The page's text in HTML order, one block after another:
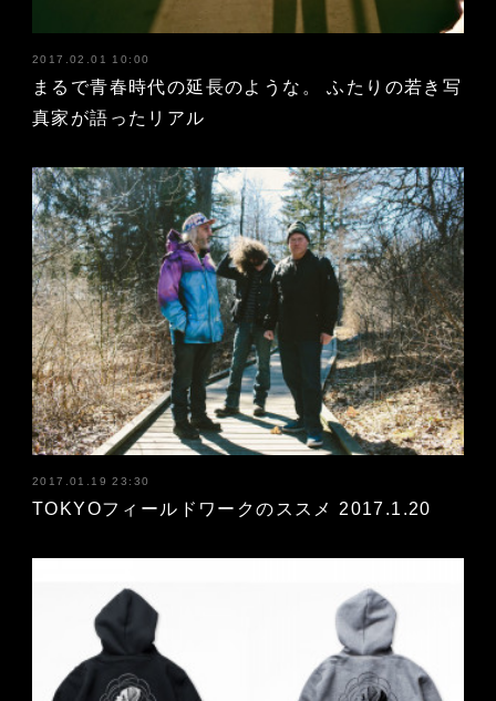
2017.02.01 10:00
まるで青春時代の延長のような。 ふたりの若き写
真家が語ったリアル
2017.01.19 23:30
TOKYOフィールドワークのススメ 2017.1.20